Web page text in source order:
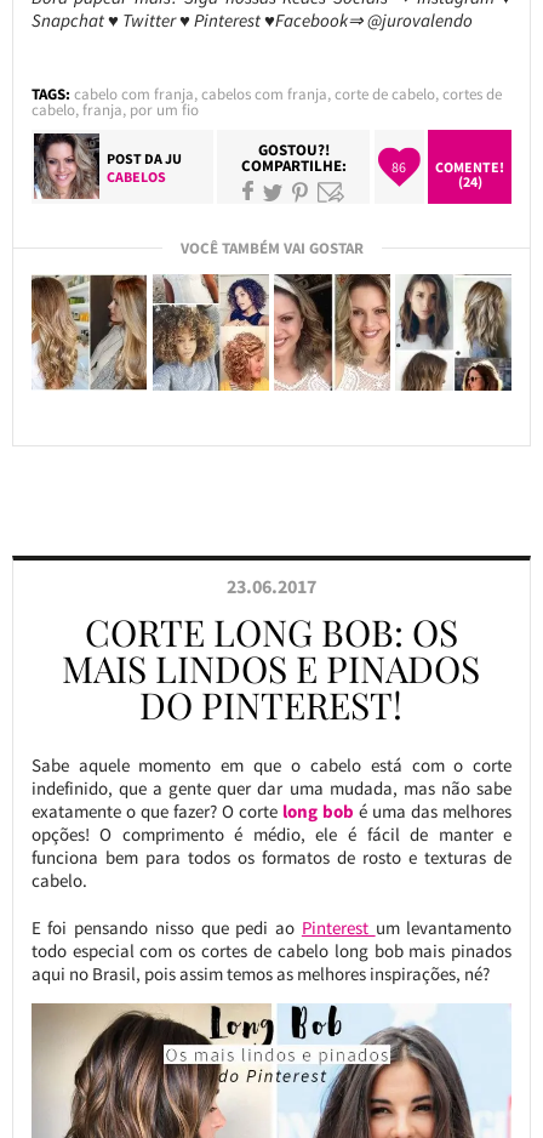
Snapchat ♥ Twitter ♥ Pinterest ♥Facebook⇒ @jurovalendo
TAGS: cabelo com franja,cabelos com franja,corte de cabelo,cortes de
cabelo,franja, por um fio
POST DAJU
CABELOS
GOSTOU?!
COMPARTILHE: 86
COMENTE!
(24)
VOCÊ TAMBÉM VAI GOSTAR
23.06.2017
CORTE LONG BOB: OS
MAIS LINDOS E PINADOS
DO PINTEREST!
Sabe aquele momento em que o cabelo está com o corte
indefinido, que a gente quer dar uma mudada, mas não sabe
exatamente o que fazer? O cortelong bob é uma das melhores
opções! O comprimento é médio, ele é fácil de manter e
funciona bem para todos os formatos de rosto e texturas de
cabelo.
E foi pensando nisso que pedi ao Pinterest um levantamento
todo especial com os cortes de cabelo long bob mais pinados
aqui no Brasil, pois assim temos as melhores inspirações, né?